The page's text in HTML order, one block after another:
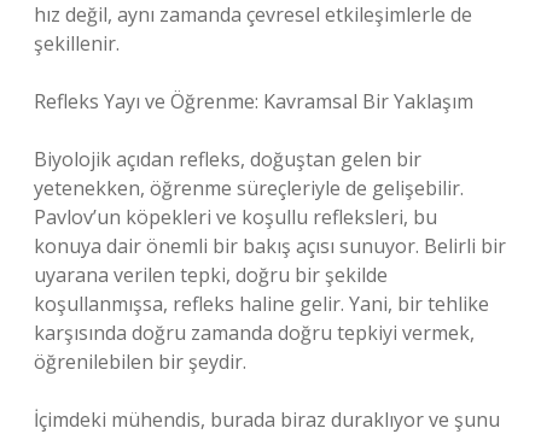
hız değil, aynı zamanda çevresel etkileşimlerle de
şekillenir.
Refleks Yayı ve Öğrenme: Kavramsal Bir Yaklaşım
Biyolojik açıdan refleks, doğuştan gelen bir
yetenekken, öğrenme süreçleriyle de gelişebilir.
Pavlov’un köpekleri ve koşullu refleksleri, bu
konuya dair önemli bir bakış açısı sunuyor. Belirli bir
uyarana verilen tepki, doğru bir şekilde
koşullanmışsa, refleks haline gelir. Yani, bir tehlike
karşısında doğru zamanda doğru tepkiyi vermek,
öğrenilebilen bir şeydir.
İçimdeki mühendis, burada biraz duraklıyor ve şunu